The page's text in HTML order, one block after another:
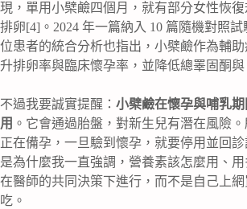
現，單用小檗鹼四個月，就有部分女性恢
排卵[4]。2024 年一篇納入 10 篇隨機對照試
位患者的統合分析也指出，小檗鹼作為輔
升排卵率與臨床懷孕率，並降低總睪固酮與
不過我要誠實提醒： 小檗鹼在懷孕與哺乳
用 。它會通過胎盤，對新生兒有潛在風險
正在備孕，一旦驗到懷孕，就要停用並回
是為什麼我一直強調，營養素該怎麼用、
在醫師的共同決策下進行，而不是自己上
吃。